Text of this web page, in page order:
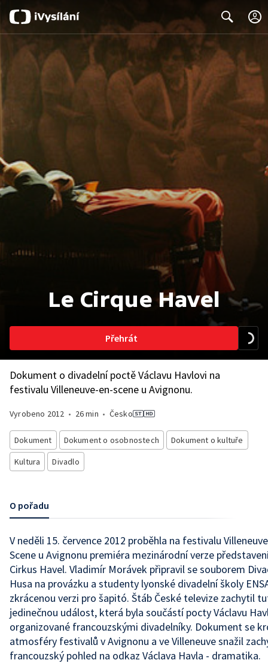
Search
Le Cirque Havel
Přehrát
Dokument o divadelní poctě Václavu Havlovi na
festivalu Villeneuve-en-scene u Avignonu.
Vyrobeno 2012 • 26 min • Česko
Dokument Dokument o osobnostech
Dokument o kultuře
Kultura
Divadlo
O pořadu
V neděli 15. července 2012 proběhla na festivalu
Scene u Avignonu premiéra mezinárodní verze
Cirkus Havel. Vladimír Morávek připravil se souborem
Husa na provázku a studenty lyonské divadelní školy
zkrácenou verzi pro šapitó. Štáb České televize zachytil
jedinečnou událost, která byla součástí pocty Václavu
organizované francouzskými divadelníky. Dokument se
atmosféry festivalů v Avignonu a ve Villeneuve snažil
francouzský pohled na odkaz Václava Havla - dramatika.